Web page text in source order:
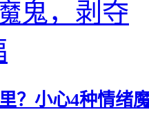
？小心4种情绪